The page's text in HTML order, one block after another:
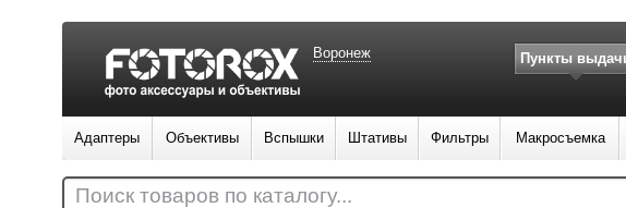
Воронеж Пункты
Адаптеры Объективы Вспышки Штативы Фильтры Макросъемка
Поиск товаров по каталогу...